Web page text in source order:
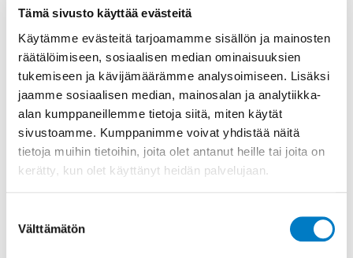
Tämä sivusto käyttää evästeitä
Käytämme evästeitä tarjoamamme sisällön ja mainosten
räätälöimiseen, sosiaalisen median ominaisuuksien
tukemiseen ja kävijämäärämme analysoimiseen. Lisäksi
jaamme sosiaalisen median, mainosalan ja analytiikka-
alan kumppaneillemme tietoja siitä, miten käytät
sivustoamme. Kumppanimme voivat yhdistää näitä
tietoja muihin tietoihin, joita olet antanut heille tai joita on
kerätty, kun olet käyttänyt heidän palvelujaan.
valinta
Välttämätön
Olemme koonneet tähän kaikki ARE-
brändiin liittyvät keskeiset elementit.
Sen tarkoitus on helpottaa meitä kaikkia
ymmärtämään ARE-brändi niin, että se näyttäytyy
asiakkaillemme ja sidosryhmillemme selkeänä ja
yhtenäisenä.